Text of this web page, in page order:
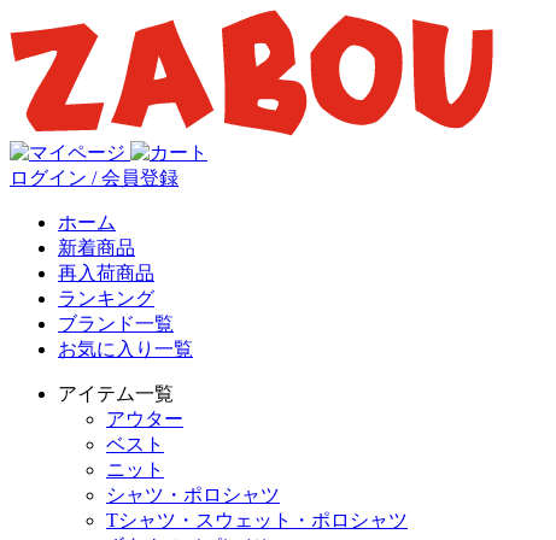
ログイン / 会員登録
ホーム
新着商品
再入荷商品
ランキング
ブランド一覧
お気に入り一覧
アイテム一覧
アウター
ベスト
ニット
シャツ・ポロシャツ
Tシャツ・スウェット・ポロシャツ